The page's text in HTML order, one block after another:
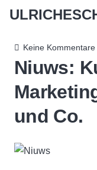
Keine Kommentare
Niuws:
und Co.